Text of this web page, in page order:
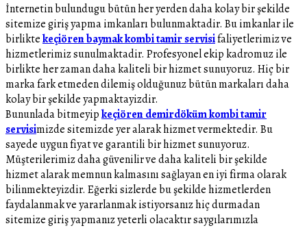
İnternetin bulundugu bütün her yerden daha kolay bir şekilde
sitemize giriş yapma imkanları bulunmaktadir. Bu imkanlar ile
birliktekeçiören baymak kombi tamir servisifaliyetlerimiz ve
hizmetlerimiz sunulmaktadir. Profesyonel ekip kadromuz ile
birlikte her zaman daha kaliteli bir hizmet sunuyoruz. Hiç bir
marka fark etmeden dilemiş olduğunuz bütün markaları daha
kolay bir şekilde yapmaktayizdir.
Bununlada bitmeyipkeçiören demirdöküm kombi tamir
servisimizde sitemizde yer alarak hizmet vermektedir. Bu
sayede uygun fiyat ve garantili bir hizmet sunuyoruz.
Müşterilerimiz daha güvenilir ve daha kaliteli bir şekilde
hizmet alarak memnun kalmasını sağlayan en iyi firma olarak
bilinmekteyizdir. Eğerki sizlerde bu şekilde hizmetlerden
faydalanmak ve yararlanmak istiyorsanız hiç durmadan
sitemize giriş yapmanız yeterli olacaktır saygılarımızla